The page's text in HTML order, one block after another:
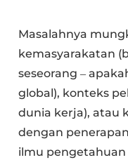
Masalahnya
kemasyarakatan
seseorang ‒
global), konteks
dunia kerja), atau
dengan
ilmu